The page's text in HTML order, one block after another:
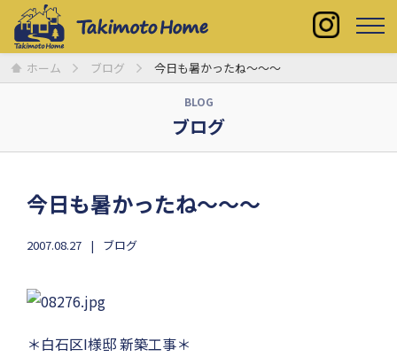
ホーム ブログ 今日も暑かったね〜〜〜
BLOG
ブログ
今日も暑かったね〜〜〜
2007.08.27 ブログ
＊白石区I様邸 新築工事＊